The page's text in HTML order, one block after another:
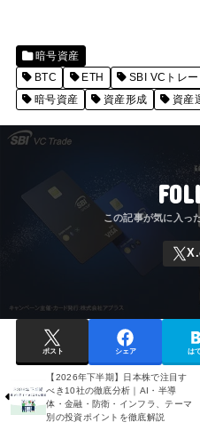
暗号資産
BTC
ETH SBI VCトレー
暗号資産
資産形成 資産
ポスト シェア は
【2026年下半期】日本株で注目す
べき10社の徹底分析｜AI・半導
体・金融・防衛・インフラ、テーマ
別の投資ポイントを徹底解説